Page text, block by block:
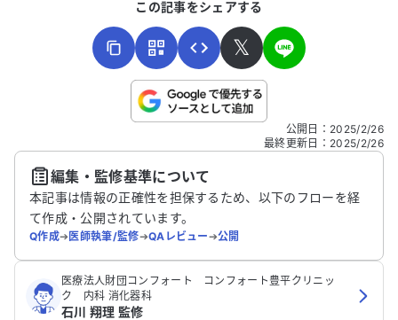
こちらは送信専用のフォームです。氏名やご自身の病気の詳細な
送信する
この記事をシェアする
𝕏
公開日 ： 2025/2/26
最終更新日 ： 2025/2/26
編集・監修基準について
本記事は情報の正確性を担保するため、以下のフローを経
て作成・公開されています。
Q作成➔医師執筆/監修➔QAレビュー➔公開
医療法人財団コンフォート コンフォート豊平クリニッ
ク 内科 消化器科
石川 翔理 監修